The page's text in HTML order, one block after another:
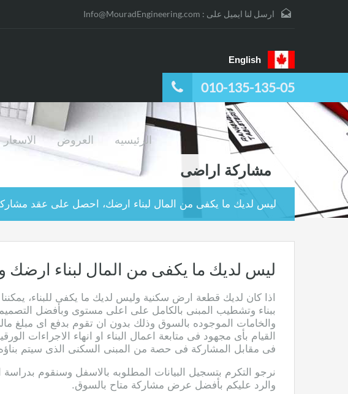
ارسل لنا ايميل على : Info@MouradEngineering.com
English
010-135-135-05
الرئيسيه العروض الاسعار
مشاركة اراضى
ليس لديك ما يكفى من المال لبناء ارضك، احصل على عقد
ليس لديك ما يكفى من المال لبناء ارضك
اذا كان لديك قطعة ارض سكنية وليس لديك ما يكفى للبناء، يمكننا
ببناء وتشطيب المبنى بالكامل على اعلى مستوى وبأفضل
والخامات الموجوده بالسوق وذلك بدون ان تقوم بدفع اى مبلغ
القيام بأى مجهود فى متابعة اعمال البناء او انهاء الاجراءات
فى مقابل المشاركة فى حصة من المبنى السكنى الذى سيتم
نرجو التكرم بتسجيل البيانات المطلوبه بالاسفل وسنقوم
والرد عليكم بأفضل عرض مشاركة متاح بالسوق.